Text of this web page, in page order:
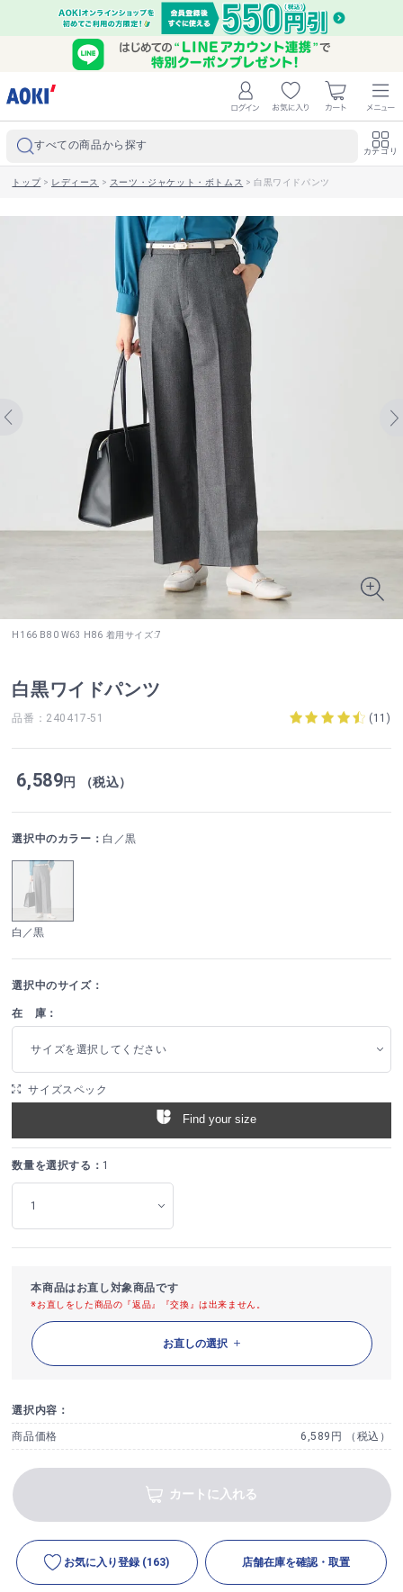
すべての商品から探す カテゴリ
トップ> レディース > スーツ・ジャケット・ボトムス > 白黒ワイドパンツ
H166 B80 W63 H86 着用サイズ:7
白黒ワイドパンツ
品番：240417-51 (11 )
6,589円 （税込）
選択中のカラー： 白／黒
白／黒
選択中のサイズ：
在 庫：
サイズを選択してください
サイズスペック
Find your size
数量を選択する： 1
本商品はお直し対象商品です
※お直しをした商品の『返品』『交換』は出来ません。
お直しの選択
選択内容：
商品価格 6,589円 （税込）
カートに入れる
お気に入り登録 (163) 店舗在庫を確認・取置